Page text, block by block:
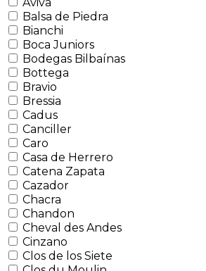
Balsa de Piedra
Bianchi
Boca Juniors
Bodegas Bilbaínas
Bottega
Bravio
Bressia
Cadus
Canciller
Caro
Casa de Herrero
Catena Zapata
Cazador
Chacra
Chandon
Cheval des Andes
Cinzano
Clos de los Siete